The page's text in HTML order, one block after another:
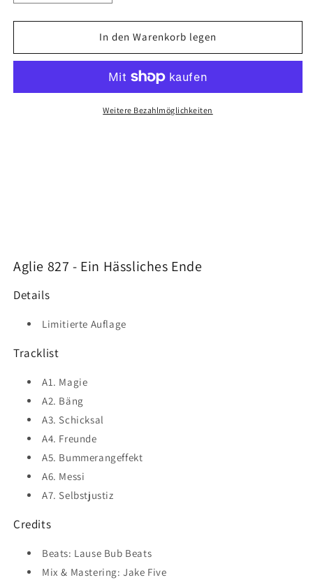
die
Menge
Aglie
Ein
die
Menge
für
Aglie
Ein
Hässliches
In den Warenkorb legen
Weitere Bezahlmöglichkeiten
Aglie 827 - Ein Hässliches Ende
Details
Limitierte Auflage
Tracklist
A1. Magie
A2. Bäng
A3. Schicksal
A4. Freunde
A5. Bummerangeffekt
A6. Messi
A7. Selbstjustiz
Credits
Beats: Lause Bub Beats
Mix & Mastering: Jake Five